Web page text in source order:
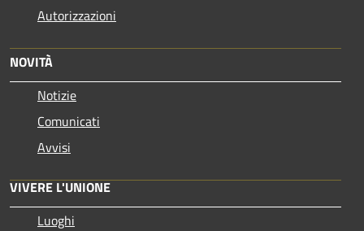
Autorizzazioni
NOVITÀ
Notizie
Comunicati
Avvisi
VIVERE L'UNIONE
Luoghi